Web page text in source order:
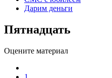
Дарим деньги
Пятнадцать
Оцените материал